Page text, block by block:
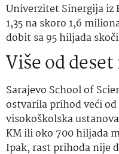
Univerzitet Sinergija iz
1,35 na skoro 1,6
dobit sa 95 hiljada
Više od
Sarajevo School of
ostvarila prihod veći
visokoškolska
KM ili oko 700 hiljada
Ipak, rast prihoda nije